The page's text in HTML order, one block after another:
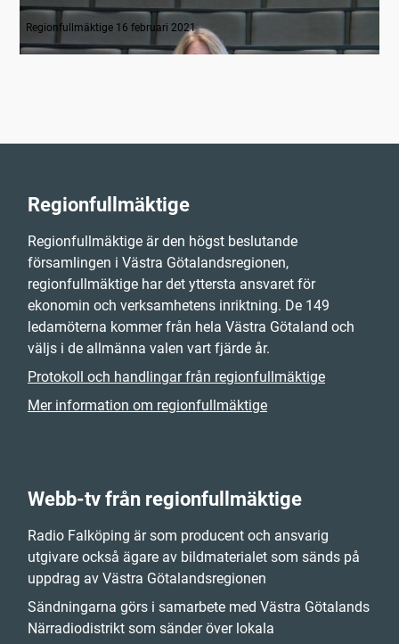
Inledande formalia
Regionfullmäktige 16 februari 2021
Regionfullmäktige
Regionfullmäktige är den högst beslutande
församlingen i Västra Götalandsregionen,
regionfullmäktige har det yttersta ansvaret för
ekonomin och verksamhetens inriktning. De 149
ledamöterna kommer från hela Västra Götaland och
väljs i de allmänna valen vart fjärde år.
Protokoll och handlingar från regionfullmäktige
Mer information om regionfullmäktige
Webb-tv från regionfullmäktige
Radio Falköping är som producent och ansvarig
utgivare också ägare av bildmaterialet som sänds på
uppdrag av Västra Götalandsregionen
Sändningarna görs i samarbete med Västra Götalands
Närradiodistrikt som sänder över lokala